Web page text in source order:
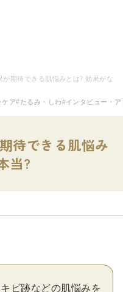
が期待できる肌悩みとは? 効果がない
ケア#たるみ・しわ#インタビュー・
待できる肌悩み
当?
ビ跡などの肌悩みを